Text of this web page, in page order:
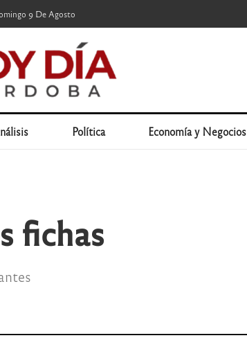
9 De Agosto
Política Economía y Negocios
fichas